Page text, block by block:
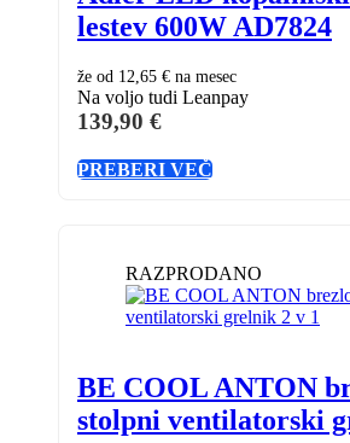
lestev 600W AD7824
že od 12,65 € na mesec
Na voljo tudi Leanpay
139,90 €
PREBERI VEČ
RAZPRODANO
BE COOL ANTON
stolpni ventilatorski